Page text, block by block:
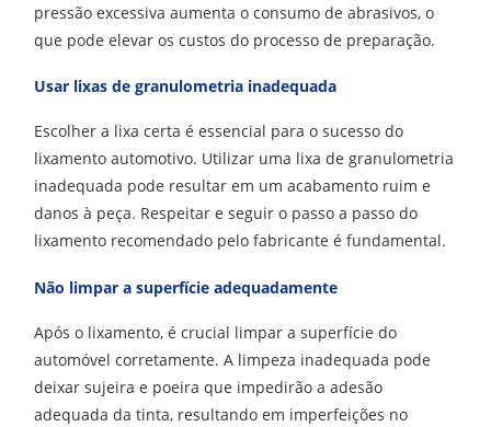
pressão excessiva aumenta o consumo de abrasivos, o
que pode elevar os custos do processo de preparação.
Usar lixas de granulometria inadequada
Escolher a lixa certa é essencial para o sucesso do
lixamento automotivo. Utilizar uma lixa de granulometria
inadequada pode resultar em um acabamento ruim e
danos à peça. Respeitar e seguir o passo a passo do
lixamento recomendado pelo fabricante é fundamental.
Não limpar a superfície adequadamente
Após o lixamento, é crucial limpar a superfície do
automóvel corretamente. A limpeza inadequada pode
deixar sujeira e poeira que impedirão a adesão
adequada da tinta, resultando em imperfeições no